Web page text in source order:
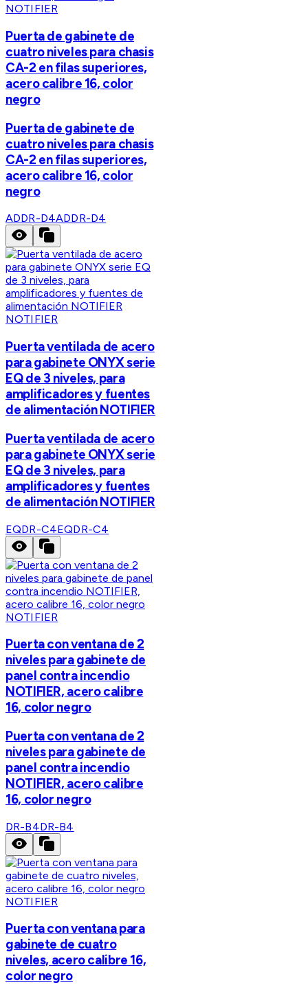
NOTIFIER
Puerta de gabinete de
cuatro niveles para chasis
CA-2 en filas superiores,
acero calibre 16, color
negro
Puerta de gabinete de
cuatro niveles para chasis
CA-2 en filas superiores,
acero calibre 16, color
negro
ADDR-D4ADDR-D4
NOTIFIER
Puerta ventilada de acero
para gabinete ONYX serie
EQ de 3 niveles, para
amplificadores y fuentes
de alimentación NOTIFIER
Puerta ventilada de acero
para gabinete ONYX serie
EQ de 3 niveles, para
amplificadores y fuentes
de alimentación NOTIFIER
EQDR-C4EQDR-C4
NOTIFIER
Puerta con ventana de 2
niveles para gabinete de
panel contra incendio
NOTIFIER, acero calibre
16, color negro
Puerta con ventana de 2
niveles para gabinete de
panel contra incendio
NOTIFIER, acero calibre
16, color negro
DR-B4DR-B4
NOTIFIER
Puerta con ventana para
gabinete de cuatro
niveles, acero calibre 16,
color negro